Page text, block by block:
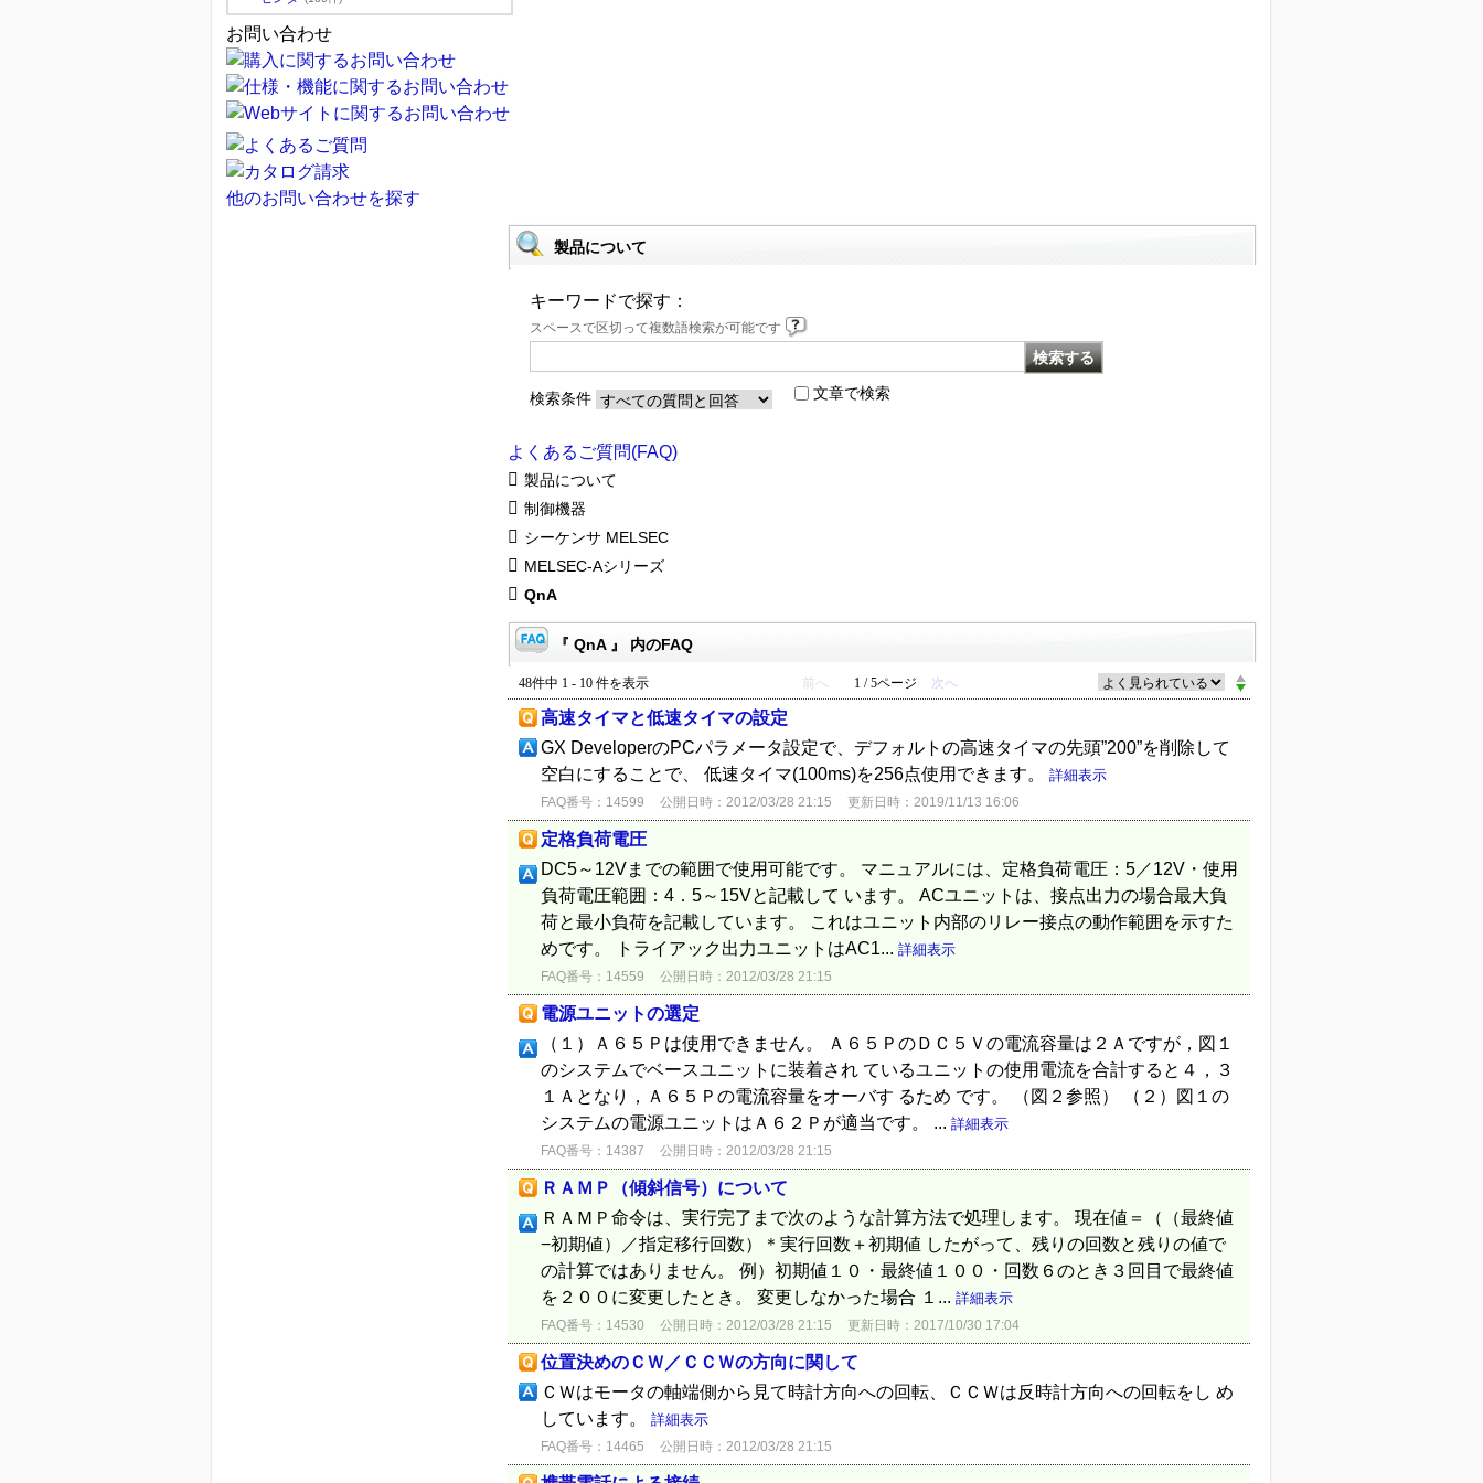
お問い合わせ
他のお問い合わせを探す
製品について
キーワードで探す：
スペースで区切って複数語検索が可能です
検索条件 文章で検索
よくあるご質問(FAQ)
製品について
制御機器
シーケンサ MELSEC
MELSEC-Aシリーズ
QnA
『 QnA 』 内のFAQ
48件中 1 - 10 件を表示 前へ 1 / 5ページ 次へ
高速タイマと低速タイマの設定
GX DeveloperのPCパラメータ設定で、デフォルトの高速タイマの先頭”200”を削除して
空白にすることで、 低速タイマ(100ms)を256点使用できます。 詳細表示
FAQ番号：14599 公開日時：2012/03/28 21:15 更新日時：2019/11/13 16:06
定格負荷電圧
DC5～12Vまでの範囲で使用可能です。 マニュアルには、定格負荷電圧：5／12V・使用
負荷電圧範囲：4．5～15Vと記載して います。 ACユニットは、接点出力の場合最大負
荷と最小負荷を記載しています。 これはユニット内部のリレー接点の動作範囲を示すた
めです。 トライアック出力ユニットはAC1... 詳細表示
FAQ番号：14559 公開日時：2012/03/28 21:15
電源ユニットの選定
（１）Ａ６５Ｐは使用できません。 Ａ６５ＰのＤＣ５Ｖの電流容量は２Ａですが，図１
のシステムでベースユニットに装着され ているユニットの使用電流を合計すると４，３
１Ａとなり，Ａ６５Ｐの電流容量をオーバす るため です。 （図２参照） （２）図１の
システムの電源ユニットはＡ６２Ｐが適当です。 ... 詳細表示
FAQ番号：14387 公開日時：2012/03/28 21:15
ＲＡＭＰ（傾斜信号）について
ＲＡＭＰ命令は、実行完了まで次のような計算方法で処理します。 現在値＝（（最終値
−初期値）／指定移行回数）＊実行回数＋初期値 したがって、残りの回数と残りの値で
の計算ではありません。 例）初期値１０・最終値１００・回数６のとき３回目で最終値
を２００に変更したとき。 変更しなかった場合 １... 詳細表示
FAQ番号：14530 公開日時：2012/03/28 21:15 更新日時：2017/10/30 17:04
位置決めのＣＷ／ＣＣＷの方向に関して
ＣＷはモータの軸端側から見て時計方向への回転、ＣＣＷは反時計方向への回転をし め
しています。 詳細表示
FAQ番号：14465 公開日時：2012/03/28 21:15